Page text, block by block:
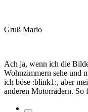
Gruß Mario
Ach ja, wenn ich die
Wohnzimmern sehe und
ich böse :blink1:, aber
anderen Motorrädern. So